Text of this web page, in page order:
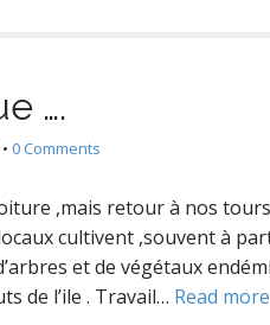
….
• 0 Comments
,mais retour à nos
cultivent ,souvent à
et de végétaux
de l’ile . Travail… Read